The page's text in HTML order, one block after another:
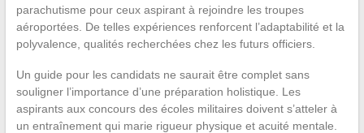
parachutisme pour ceux aspirant à rejoindre les troupes
aéroportées. De telles expériences renforcent l’adaptabilité et la
polyvalence, qualités recherchées chez les futurs officiers.
Un guide pour les candidats ne saurait être complet sans
souligner l’importance d’une préparation holistique. Les
aspirants aux concours des écoles militaires doivent s’atteler à
un entraînement qui marie rigueur physique et acuité mentale.